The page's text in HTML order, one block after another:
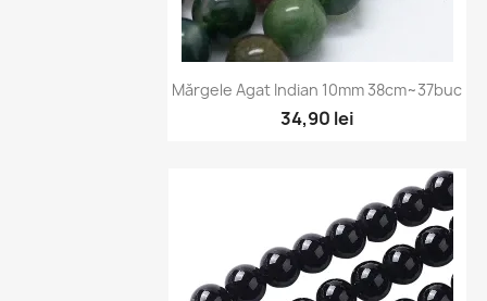
Vizualizare rapidă
Mărgele Agat Indian 10mm 38cm~37buc
34,90 lei